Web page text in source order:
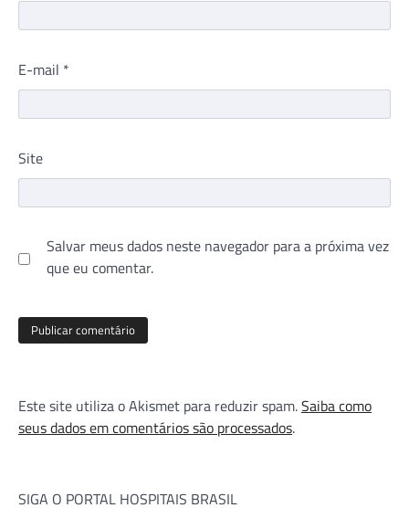
E-mail *
Site
Salvar meus dados neste navegador para a próxima vez
que eu comentar.
Este site utiliza o Akismet para reduzir spam.Saiba como
seus dados em comentários são processados.
SIGA O PORTAL HOSPITAIS BRASIL